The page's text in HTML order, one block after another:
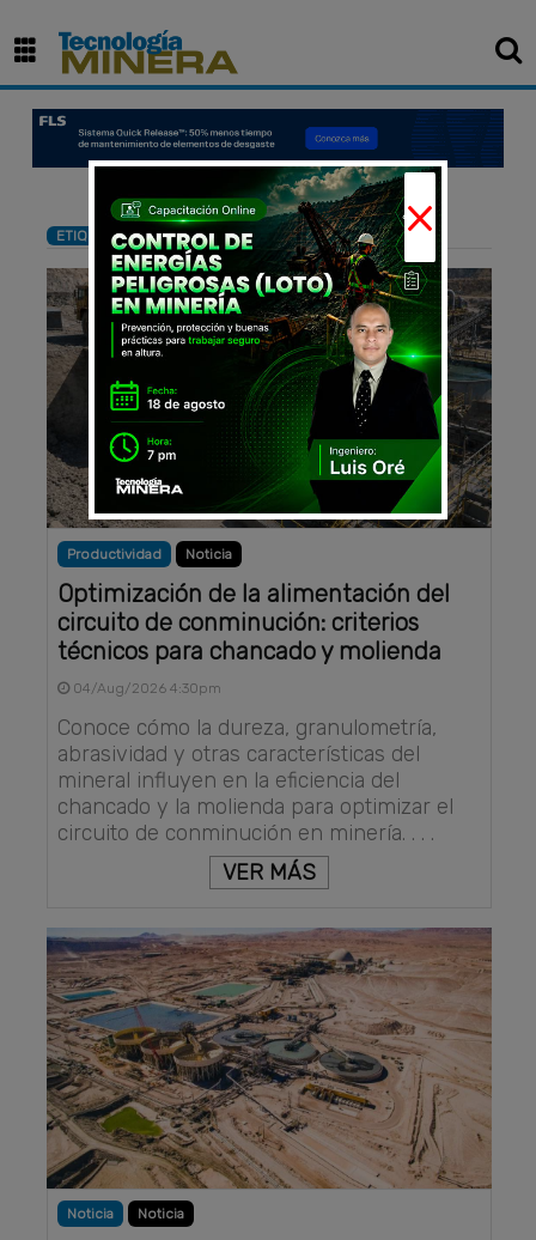
ETIQUETA : Planta concentradora
Productividad Noticia
Optimización de la alimentación del
circuito de conminución: criterios
técnicos para chancado y molienda
04/Aug/2026 4:30pm
Conoce cómo la dureza, granulometría,
abrasividad y otras características del
mineral influyen en la eficiencia del
chancado y la molienda para optimizar el
circuito de conminución en minería. . . .
VER MÁS
Noticia Noticia
×